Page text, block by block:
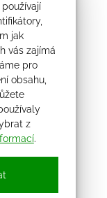
jak
vás zajímá
pro
obsahu,
z
.